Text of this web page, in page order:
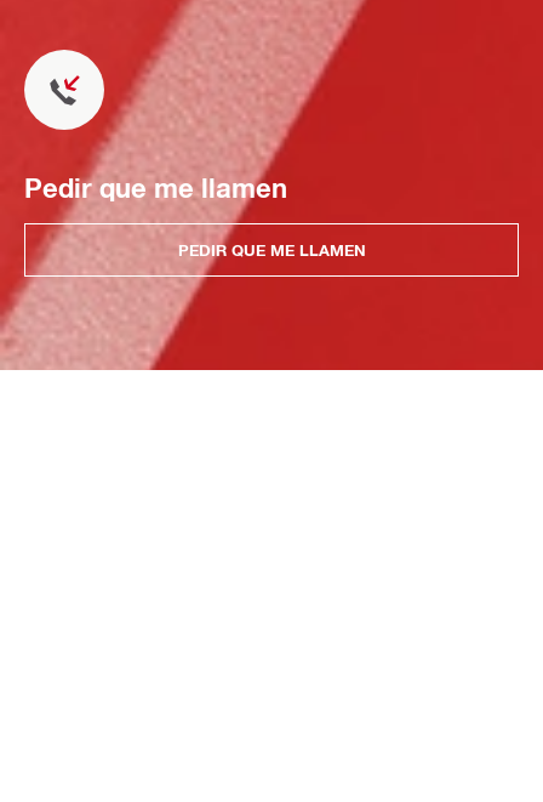
Pedir que me llamen
PEDIR QUE ME LLAMEN